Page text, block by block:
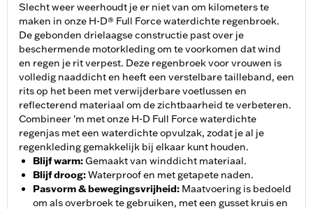
Slecht weer weerhoudt je er niet van om kilometers te
maken in onze H-D® Full Force waterdichte regenbroek.
De gebonden drielaagse constructie past over je
beschermende motorkleding om te voorkomen dat wind
en regen je rit verpest. Deze regenbroek voor vrouwen is
volledig naaddicht en heeft een verstelbare tailleband, een
rits op het been met verwijderbare voetlussen en
reflecterend materiaal om de zichtbaarheid te verbeteren.
Combineer 'm met onze H-D Full Force waterdichte
regenjas met een waterdichte opvulzak, zodat je al je
regenkleding gemakkelijk bij elkaar kunt houden.
Blijf warm:Gemaakt van winddicht materiaal.
Blijf droog:Waterproof en met getapete naden.
Pasvorm & bewegingsvrijheid: Maatvoering is bedoeld
om als overbroek te gebruiken, met een gusset kruis en